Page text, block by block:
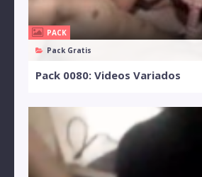
PACK
Pack Gratis
Pack 0080: Videos Variados